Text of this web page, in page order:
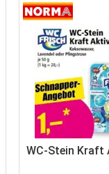
WC-Stein Kraft